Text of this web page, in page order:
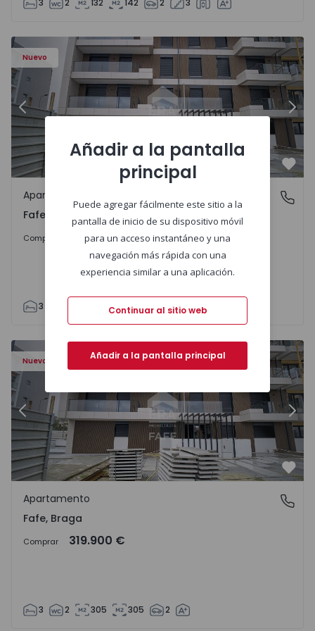
3 2 132 142 2 3
Nuevo
Anterior
Fafe, Braga
Apartamento
Fafe, Braga
Comprar 325.800 €
3 305 2
Nuevo
Anterior
Fafe, Braga
Apartamento
Fafe, Braga
Comprar 319.900 €
3 2 305 305 2
Añadir a la pantalla
principal
Puede agregar fácilmente este sitio a la
pantalla de inicio de su dispositivo móvil
para un acceso instantáneo y una
navegación más rápida con una
experiencia similar a una aplicación.
Continuar al sitio web
Añadir a la pantalla principal